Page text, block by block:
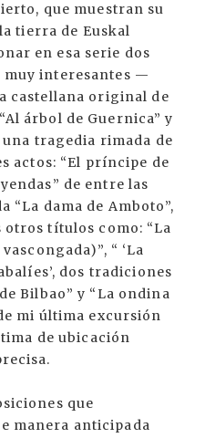
que muestran su
tierra de Euskal
en esa serie dos
muy interesantes —
castellana original de
árbol de Guernica” y
una tragedia rimada de
actos: “El príncipe de
de entre las
“La dama de Amboto”,
otros títulos como: “La
“ ‘La
dos tradiciones
Bilbao” y “La ondina
mi última excursión
de ubicación
que
manera anticipada